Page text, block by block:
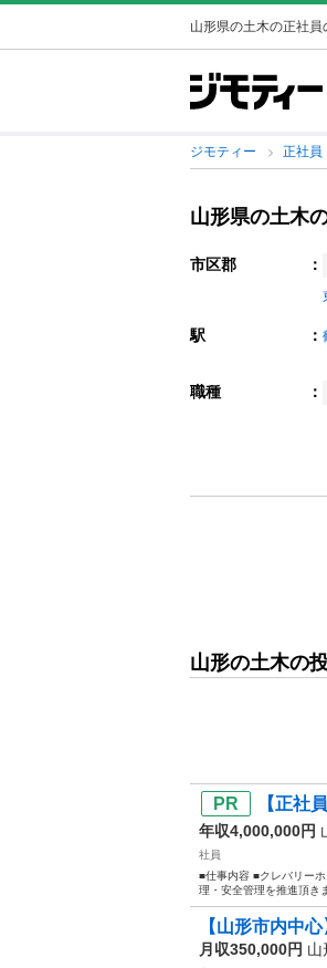
山形県の土木の正社員
ジモティー 正社員
山形県の土木
市区郡 ：
駅 ：
職種 ：
山形の土木の
【正社
年収4,000,000円
社員
■仕事内容 ■クレバリー
理・安全管理を推進頂
【山形市内中
月収350,000円 山